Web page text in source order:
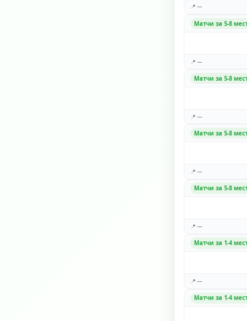
📍 —
Матчи за 5-8
📍 —
Матчи за 5-8
📍 —
Матчи за 5-8
📍 —
Матчи за 5-8
📍 —
Матчи за 1-4
📍 —
Матчи за 1-4